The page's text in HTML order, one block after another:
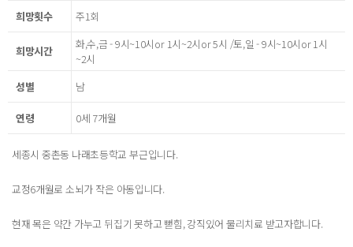
희망횟수 주1회
희망시간
화,수,금 - 9시~10시or 1시~2시or 5시 /토,일 - 9시~10시or 1시
~2시
성별
남
연령 0세 7개월
세종시 중촌동 나래초등학교 부근입니다.
교정6개월로 소뇌가 작은 아동입니다.
현재 목은 약간 가누고 뒤집기 못하고 뻗힘, 강직있어 물리치료 받고자합니다.